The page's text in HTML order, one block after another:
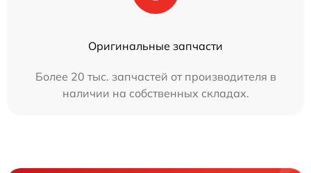
Оригинальные запчасти
Более 20 тыс. запчастей от производителя в
наличии на собственных складах.